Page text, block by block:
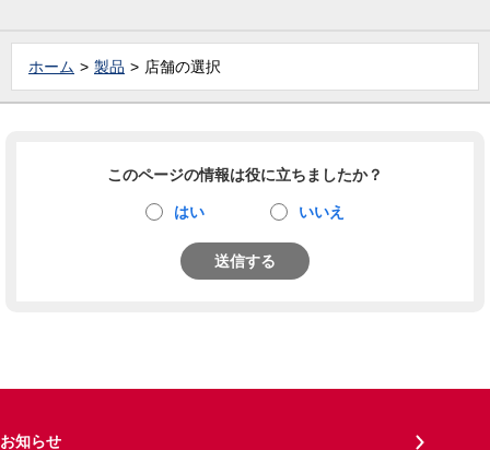
ホーム 製品 店舗の選択
このページの情報は役に立ちましたか？
はい いいえ
送信する
お知らせ